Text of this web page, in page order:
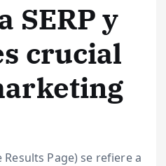
SERP y
crucial
Results Page) se refiere a